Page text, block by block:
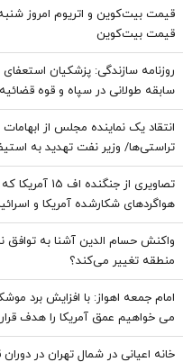
قیمت بیت‌کوین
روزنامه سازندگی: پزشکیان استعفای
سابقه طولانی در سپاه و قوه
رسید؟
انتقاد یک نماینده مجلس از
تراستی‌ها/ وزیر نفت تهدید به
تصاویری از
هواگردهای شکارشده آمریکا و
واکنش حسام الدین آشنا به توافق
منطقه تغییر می‌کند؟
می خواهیم عمق آمریکا را هدف
تفاوت باشیم
خانه اعیانی در شمال تهران در